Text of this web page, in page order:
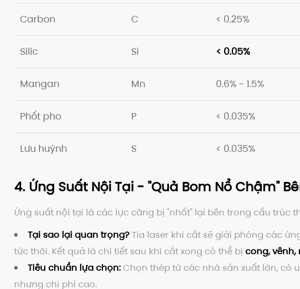
Carbon C < 0.25%
Silic Si < 0.05%
Mangan Mn 0.6% - 1.5%
Phốt pho P < 0.035%
Lưu huỳnh S < 0.035%
4. Ứng Suất Nội Tại - "Quả Bom Nổ Chậm"
Ứng suất nội tại là các lực căng bị "nhốt" lại bên trong cấu trúc
Tại sao lại quan trọng?Tia laser khi cắt sẽ giải phóng các
tức thời. Kết quả là chi tiết sau khi cắt xong có thể bị cong,
Tiêu chuẩn lựa chọn:Chọn thép từ các nhà sản xuất lớn, có
nhưng chi phí cao.